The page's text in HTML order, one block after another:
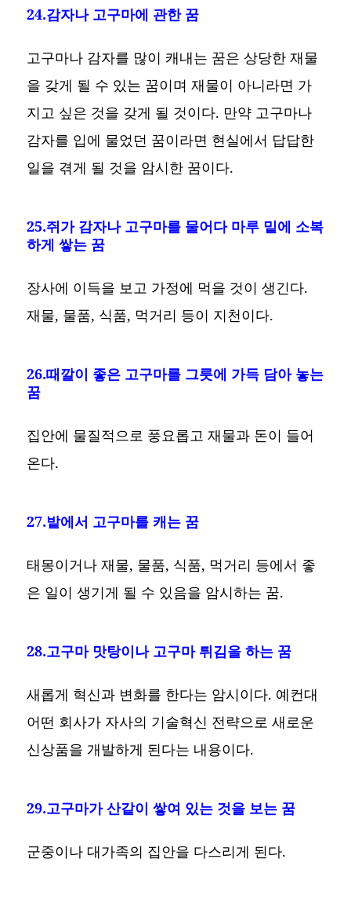
24.감자나 고구마에 관한 꿈
고구마나 감자를 많이 캐내는 꿈은 상당한 재물
을 갖게 될 수 있는 꿈이며 재물이 아니라면 가
지고 싶은 것을 갖게 될 것이다. 만약 고구마나
감자를 입에 물었던 꿈이라면 현실에서 답답한
일을 겪게 될 것을 암시한 꿈이다.
25.쥐가 감자나 고구마를 물어다 마루 밑에 소복
하게 쌓는 꿈
장사에 이득을 보고 가정에 먹을 것이 생긴다.
재물, 물품, 식품, 먹거리 등이 지천이다.
26.때깔이 좋은 고구마를 그릇에 가득 담아 놓는
꿈
집안에 물질적으로 풍요롭고 재물과 돈이 들어
온다.
27.밭에서 고구마를 캐는 꿈
태몽이거나 재물, 물품, 식품, 먹거리 등에서 좋
은 일이 생기게 될 수 있음을 암시하는 꿈.
28.고구마 맛탕이나 고구마 튀김을 하는 꿈
새롭게 혁신과 변화를 한다는 암시이다. 예컨대
어떤 회사가 자사의 기술혁신 전략으로 새로운
신상품을 개발하게 된다는 내용이다.
29.고구마가 산같이 쌓여 있는 것을 보는 꿈
군중이나 대가족의 집안을 다스리게 된다.